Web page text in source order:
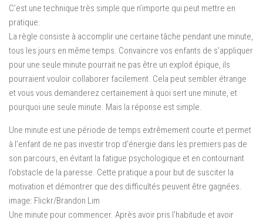
C’est une technique très simple que n’importe qui peut mettre en
pratique.
La règle consiste à accomplir une certaine tâche pendant une minute,
tous les jours en même temps. Convaincre vos enfants de s’appliquer
pour une seule minute pourrait ne pas être un exploit épique, ils
pourraient vouloir collaborer facilement. Cela peut sembler étrange
et vous vous demanderez certainement à quoi sert une minute, et
pourquoi une seule minute. Mais la réponse est simple.
Une minute est une période de temps extrêmement courte et permet
à l’enfant de ne pas investir trop d’énergie dans les premiers pas de
son parcours, en évitant la fatigue psychologique et en contournant
l’obstacle de la paresse. Cette pratique a pour but de susciter la
motivation et démontrer que des difficultés peuvent être gagnées.
image: Flickr/Brandon Lim
Une minute pour commencer. Après avoir pris l’habitude et avoir